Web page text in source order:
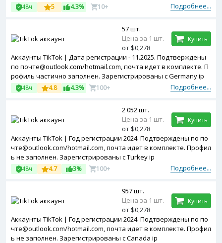
Подробнее...
48ч 5 4.3% 10+
Аккаунты TikTok | Дата регистрации - 11.2025. Подтверждены
по почте@outlook.com/hotmail.com, почта идет в комплекте. П
рофиль частично заполнен. Зарегистрированы с Germany ip
Подробнее...
48ч 4.8 4.3% 100+
57 шт.
Цена за 1 шт.
от $0,278
Купить
Аккаунты TikTok | Год регистрации 2024. Подтверждены по по
чте@outlook.com/hotmail.com, почта идет в комплекте. Профил
ь не заполнен. Зарегистрированы с Turkey ip
Подробнее...
48ч 4.7 3% 100+
2 052 шт.
Цена за 1 шт.
от $0,278
Купить
Аккаунты TikTok | Год регистрации 2024. Подтверждены по по
чте@outlook.com/hotmail.com, почта идет в комплекте. Профил
ь не заполнен. Зарегистрированы с Canada ip
957 шт.
Цена за 1 шт.
от $0,278
Купить